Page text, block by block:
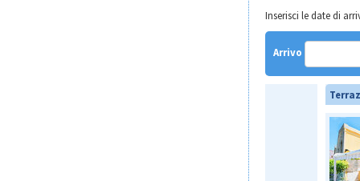
Inserisci le date di
Arrivo